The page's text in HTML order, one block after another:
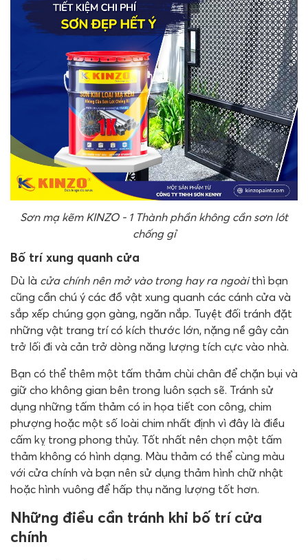
Sơn mạ kẽm KINZO - 1 Thành phần không cần sơn lót
chống gỉ
Bố trí xung quanh cửa
Dù là cửa chính nên mở vào trong hay ra ngoàithì bạn
cũng cần chú ý các đồ vật xung quanh các cánh cửa và
sắp xếp chúng gọn gàng, ngăn nắp. Tuyệt đối tránh đặt
những vật trang trí có kích thước lớn, nặng nề gây cản
trở lối đi và cản trở dòng năng lượng tích cực vào nhà.
Bạn có thể thêm một tấm thảm chùi chân để chặn bụi và
giữ cho không gian bên trong luôn sạch sẽ. Tránh sử
dụng những tấm thảm có in họa tiết con công, chim
phượng hoặc một số loài chim nhất định vì đây là điều
cấm kỵ trong phong thủy. Tốt nhất nên chọn một tấm
thảm không có hình dạng. Màu thảm có thể cùng màu
với cửa chính và bạn nên sử dụng thảm hình chữ nhật
hoặc hình vuông để hấp thụ năng lượng tốt hơn.
Những điều cần tránh khi bố trí cửa
chính